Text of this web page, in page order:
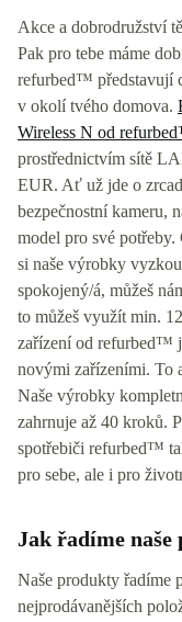
Akce a dobrodružství
Pak pro tebe máme
refurbed™ představují
v okolí tvého domova.
Wireless N od
prostřednictvím sítě
EUR. Ať už jde o
bezpečnostní kameru,
model pro své potřeby.
si naše výrobky
spokojený/á, můžeš
to můžeš využít min.
zařízení od refurbed™
novými zařízeními. To
Naše výrobky
zahrnuje až 40 kroků.
spotřebiči refurbed™
pro sebe, ale i pro
Jak řadíme naše
Naše produkty řadíme
nejprodávanějších